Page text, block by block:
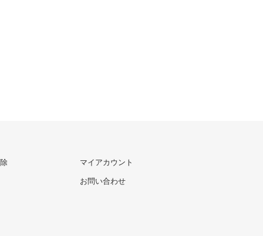
マイアカウント
お問い合わせ